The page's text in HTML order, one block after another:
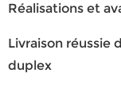
Réalisations et
Livraison réussie
duplex